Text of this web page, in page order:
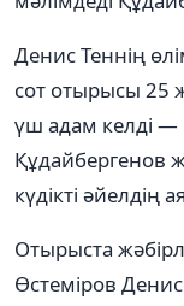
Денис Теннің
сот отырысы 25
үш адам келді
Құдайбергенов
күдікті әйелдің
Отырыста
Өстеміров Денис